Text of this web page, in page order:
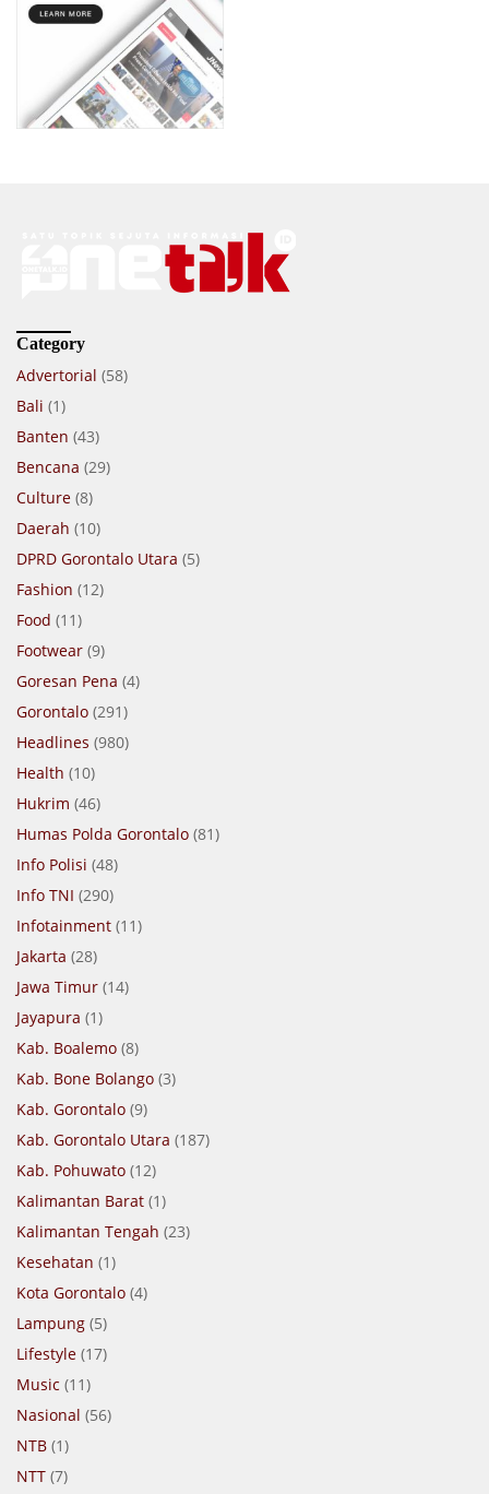
Category
Advertorial (58)
Bali (1)
Banten (43)
Bencana (29)
Culture (8)
Daerah (10)
DPRD Gorontalo Utara (5)
Fashion (12)
Food (11)
Footwear (9)
Goresan Pena (4)
Gorontalo (291)
Headlines (980)
Health (10)
Hukrim (46)
Humas Polda Gorontalo (81)
Info Polisi (48)
Info TNI (290)
Infotainment (11)
Jakarta (28)
Jawa Timur (14)
Jayapura (1)
Kab. Boalemo (8)
Kab. Bone Bolango (3)
Kab. Gorontalo (9)
Kab. Gorontalo Utara (187)
Kab. Pohuwato (12)
Kalimantan Barat (1)
Kalimantan Tengah (23)
Kesehatan (1)
Kota Gorontalo (4)
Lampung (5)
Lifestyle (17)
Music (11)
Nasional (56)
NTB (1)
NTT (7)